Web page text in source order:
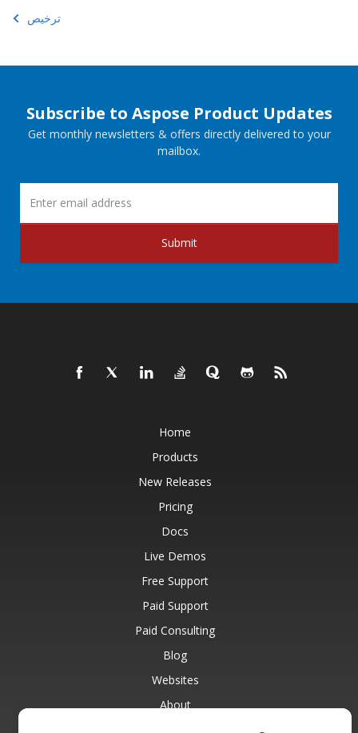
ترخيص
Subscribe to Aspose Product Updates
Get monthly newsletters & offers directly delivered to your
mailbox.
Submit
Home
Products
New Releases
Pricing
Docs
Live Demos
Free Support
Paid Support
Paid Consulting
Blog
Websites
About